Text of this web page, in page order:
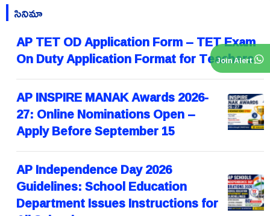
Join Alert
సినిమా
AP TET OD Application Form – TET Exam
On Duty Application Format for Teachers
AP INSPIRE MANAK Awards 2026-
27: Online Nominations Open –
Apply Before September 15
AP Independence Day 2026
Guidelines: School Education
Department Issues Instructions for